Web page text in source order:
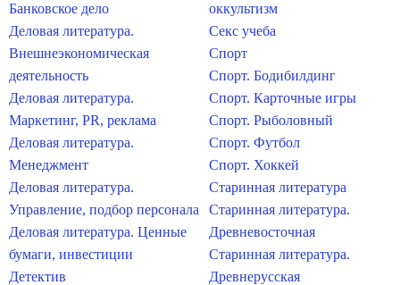
Банковское дело
Деловая литература.
Внешнеэкономическая
деятельность
Деловая литература.
Маркетинг, PR, реклама
Деловая литература.
Менеджмент
Деловая литература.
Управление, подбор персонала
Деловая литература. Ценные
бумаги, инвестиции
Детектив
оккультизм
Секс учеба
Спорт
Спорт. Бодибилдинг
Спорт. Карточные игры
Спорт. Рыболовный
Спорт. Футбол
Спорт. Хоккей
Старинная литература
Старинная литература.
Древневосточная
Старинная литература.
Древнерусская